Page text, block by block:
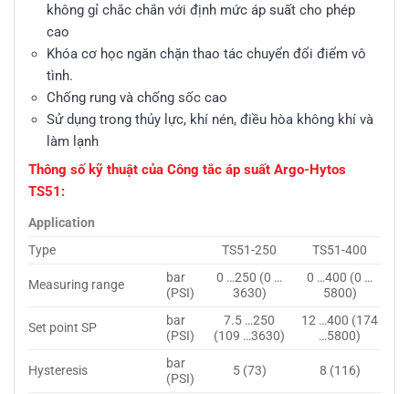
không gỉ chắc chắn với định mức áp suất cho phép
cao
Khóa cơ học ngăn chặn thao tác chuyển đổi điểm vô
tình.
Chống rung và chống sốc cao
Sử dụng trong thủy lực, khí nén, điều hòa không khí và
làm lạnh
Thông số kỹ thuật của Công tắc áp suất Argo-Hytos
TS51:
Application
Type
TS51-250 TS51-400
Measuring range
bar
(PSI)
0 …250 (0 …
3630)
0 …400 (0 …
5800)
Set point SP
bar
(PSI)
7.5 …250
(109 …3630)
12 …400 (174
…5800)
Hysteresis
bar
(PSI)
5 (73) 8 (116)